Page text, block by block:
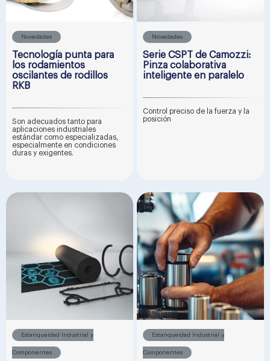
Novedades
Tecnología punta para
los rodamientos
oscilantes de rodillos
RKB
Son adecuados tanto para
aplicaciones industriales
estándar como especializadas,
especialmente en condiciones
duras y exigentes.
Novedades
Serie CSPT de Camozzi:
Pinza colaborativa
inteligente en paralelo
Control preciso de la fuerza y la
posición
Estanqueidad Industrial y
Componentes
Estanqueidad Industrial y
Componentes